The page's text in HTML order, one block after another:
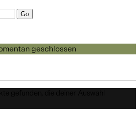
geschlossen